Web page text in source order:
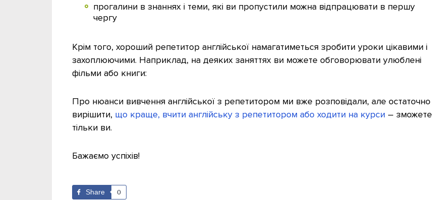
прогалини в знаннях і теми, які ви пропустили можна відпрацювати в першу
чергу
Крім того, хороший репетитор англійської намагатиметься зробити уроки цікавими і
захоплюючими. Наприклад, на деяких заняттях ви можете обговорювати улюблені
фільми або книги:
Про нюанси вивчення англійської з репетитором ми вже розповідали, але остаточно
вирішити, що краще, вчити англійську з репетитором або ходити на курси – зможете
тільки ви.
Бажаємо успіхів!
Share 0